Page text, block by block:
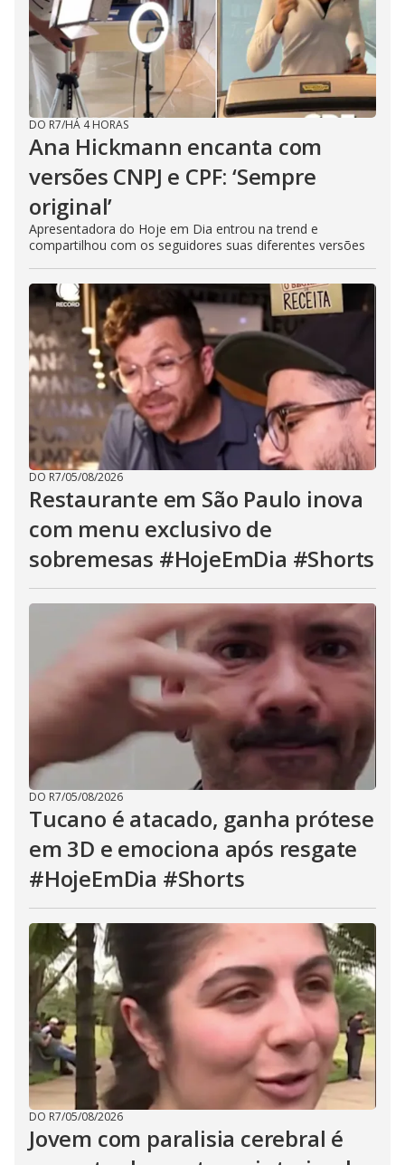
DO R7/HÁ 4 HORAS
Ana Hickmann encanta com
versões CNPJ e CPF: ‘Sempre
original’
Apresentadora do Hoje em Dia entrou na trend e
compartilhou com os seguidores suas diferentes versões
DO R7/05/08/2026
Restaurante em São Paulo inova
com menu exclusivo de
sobremesas #HojeEmDia #Shorts
DO R7/05/08/2026
Tucano é atacado, ganha prótese
em 3D e emociona após resgate
#HojeEmDia #Shorts
DO R7/05/08/2026
Jovem com paralisia cerebral é